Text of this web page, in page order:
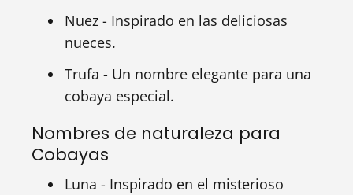
Nuez - Inspirado en las deliciosas
nueces.
Trufa - Un nombre elegante para una
cobaya especial.
Nombres de naturaleza para
Cobayas
Luna - Inspirado en el misterioso